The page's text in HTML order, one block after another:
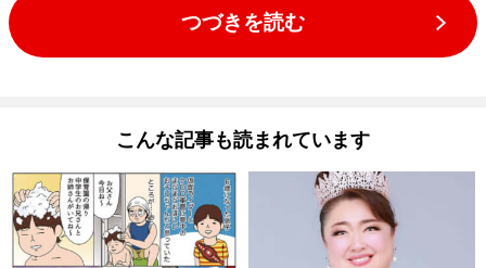
つづきを読む
こんな記事も読まれています